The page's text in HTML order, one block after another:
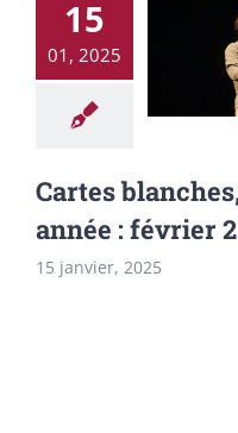
15
01, 2025
Cartes
Cartes
année : février
15 janvier, 2025